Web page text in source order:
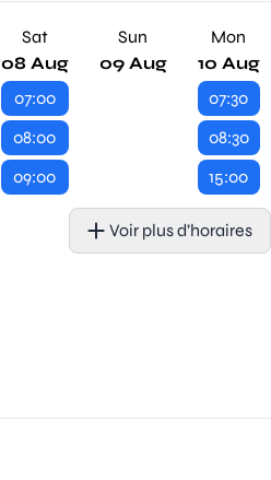
Sat
08 Aug
07:00
08:00
09:00
Sun
09 Aug
Mon
10 Aug
07:30
08:30
15:00
Voir plus d’horaires